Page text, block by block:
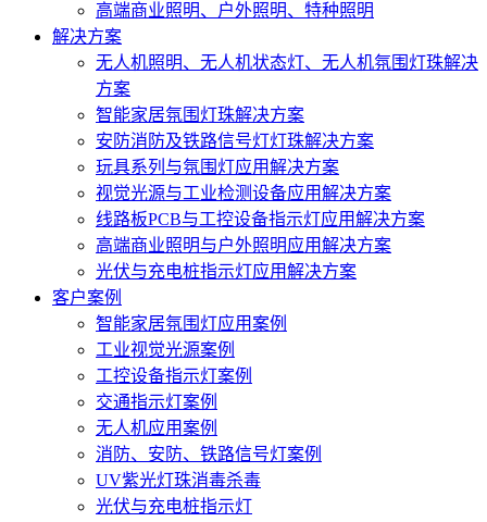
高端商业照明、户外照明、特种照明
解决方案
无人机照明、无人机状态灯、无人机氛围灯珠解决
方案
智能家居氛围灯珠解决方案
安防消防及铁路信号灯灯珠解决方案
玩具系列与氛围灯应用解决方案
视觉光源与工业检测设备应用解决方案
线路板PCB与工控设备指示灯应用解决方案
高端商业照明与户外照明应用解决方案
光伏与充电桩指示灯应用解决方案
客户案例
智能家居氛围灯应用案例
工业视觉光源案例
工控设备指示灯案例
交通指示灯案例
无人机应用案例
消防、安防、铁路信号灯案例
UV紫光灯珠消毒杀毒
光伏与充电桩指示灯